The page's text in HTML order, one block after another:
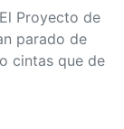
Proyecto de
parado de
cintas que de